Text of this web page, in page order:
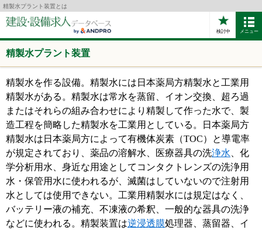
精製水プラント装置とは
検討中 メニュー
精製水プラント装置
精製水を作る設備。精製水には日本薬局方精製水と工業用
精製水がある。精製水は常水を蒸留、イオン交換、超ろ過
またはそれらの組み合わせにより精製して作った水で、製
造工程を簡略した精製水を工業用としている。日本薬局方
精製水は日本薬局方によって有機体炭素（TOC）と導電率
が規定されており、薬品の溶解水、医療器具の洗浄水 、化
学分析用水、身近な用途としてコンタクトレンズの洗浄用
水・保管用水に使われるが、滅菌はしていないので注射用
水としては使用できない。工業用精製水には規定はなく、
バッテリー液の補充、不凍液の希釈、一般的な器具の洗浄
などに使われる。精製装置は逆浸透膜処理器、蒸留器、イ